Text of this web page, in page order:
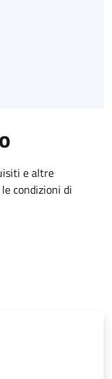
e altre
condizioni di